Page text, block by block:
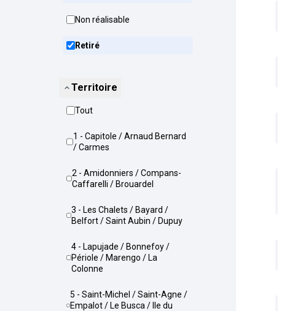
Non réalisable
Retiré
Territoire
Tout
1 - Capitole / Arnaud Bernard
/ Carmes
2 - Amidonniers / Compans-
Caffarelli / Brouardel
3 - Les Chalets / Bayard /
Belfort / Saint Aubin / Dupuy
4 - Lapujade / Bonnefoy /
Périole / Marengo / La
Colonne
5 - Saint-Michel / Saint-Agne /
Empalot / Le Busca / Ile du